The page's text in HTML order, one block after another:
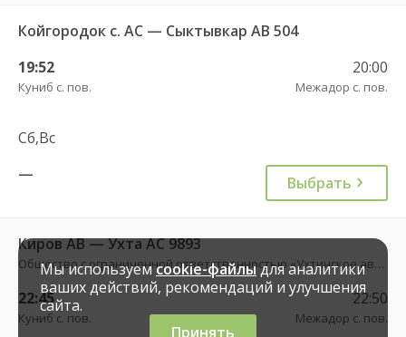
Койгородок с. АС — Сыктывкар АВ 504
19:52
Куниб с. пов.
20:00
Межадор с. пов.
Сб,Вс
—
Выбрать
Киров АВ — Ухта АС 9893
Общество с ограниченной ответственностью «Ухтинское автотранспортное предприятие»
22:45
Куниб с. пов.
22:50
Межадор с. пов.
Мы используемcookie-файлыдля аналитики
ваших действий, рекомендаций и улучшения
сайта.
Принять